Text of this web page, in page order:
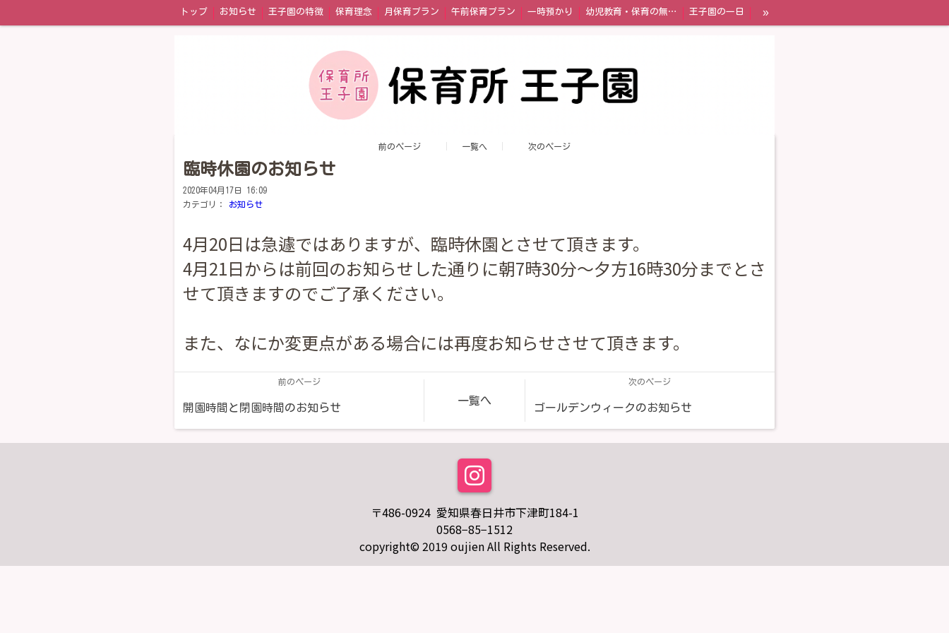
トップ お知らせ 王子園の特徴 保育理念 月保育プラン 午前保育プラン 一時預かり 幼児教育・保育の無償化制度 王子園の一日 »
前のページ 一覧へ 次のページ
臨時休園のお知らせ
2020年04月17日 16:09
カテゴリ：
お知らせ
4月20日は急遽ではありますが、臨時休園とさせて頂きます。
4月21日からは前回のお知らせした通りに朝7時30分〜夕方16時30分までとさ
せて頂きますのでご了承ください。
また、なにか変更点がある場合には再度お知らせさせて頂きます。
前のページ
開園時間と閉園時間のお知らせ
一覧へ
次のページ
ゴールデンウィークのお知らせ
〒486-0924 愛知県春日井市下津町184-1
0568−85−1512
copyright© 2019 oujien All Rights Reserved.